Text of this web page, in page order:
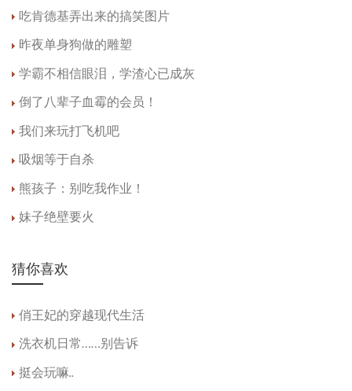
吃肯德基弄出来的搞笑图片
昨夜单身狗做的雕塑
学霸不相信眼泪，学渣心已成灰
倒了八辈子血霉的会员！
我们来玩打飞机吧
吸烟等于自杀
熊孩子：别吃我作业！
妹子绝壁要火
猜你喜欢
俏王妃的穿越现代生活
洗衣机日常……别告诉
挺会玩嘛..